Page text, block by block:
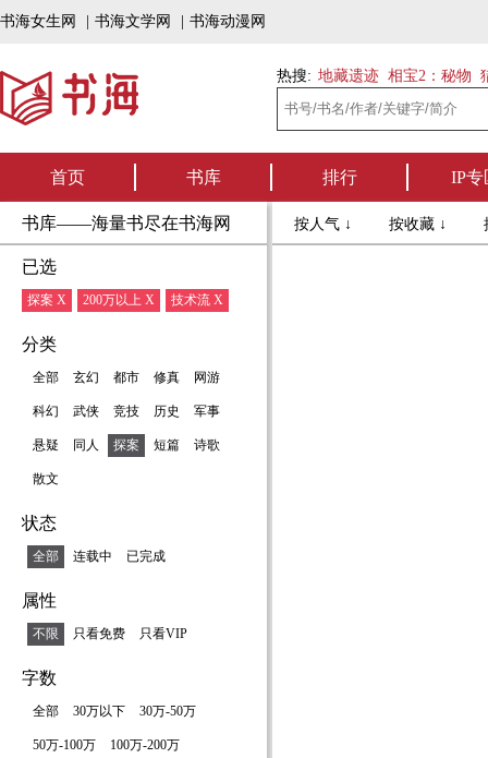
书海女生网 书海文学网 书海动漫网
热搜: 地藏遗迹 相宝2：秘物
首页 书库 排行 IP专
书库——海量书尽在书海网
已选
探案 X 200万以上 X 技术流 X
分类
全部 玄幻 都市 修真 网游
科幻 武侠 竞技 历史 军事
悬疑 同人 探案 短篇 诗歌
散文
状态
全部 连载中 已完成
属性
不限 只看免费 只看VIP
字数
全部 30万以下 30万-50万
50万-100万 100万-200万
按人气 ↓ 按收藏 ↓